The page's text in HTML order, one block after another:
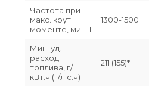
Частота при
макс. крут.
моменте, мин-1
1300-1500
Мин. уд.
расход
топлива, г/
кВт.ч (г/л.с.ч)
211 (155)*